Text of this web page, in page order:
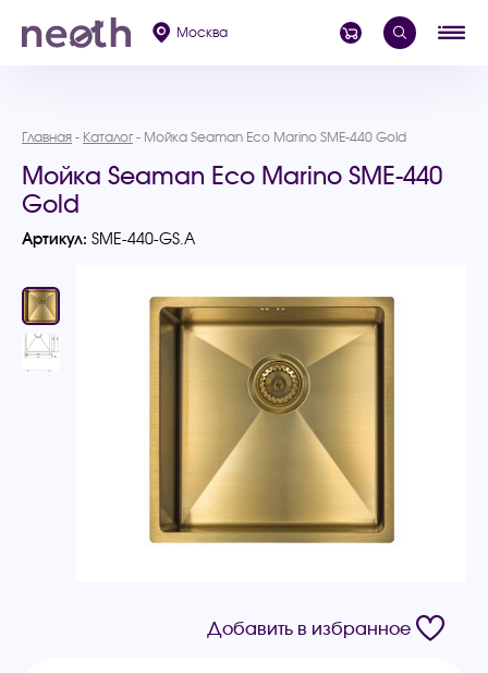
Москва
Главная Каталог Мойка Seaman Eco Marino SME-440 Gold
Мойка Seaman Eco Marino SME-440
Gold
Артикул: SME-440-GS.A
Добавить в избранное